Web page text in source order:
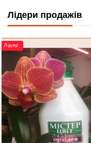
Лідери продажів